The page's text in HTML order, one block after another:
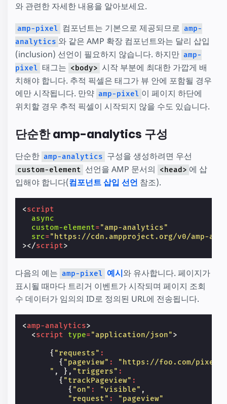
와 관련한 자세한 내용을 알아보세요.
amp-pixel 컴포넌트는 기본으로 제공되므로 amp-
analytics 와 같은 AMP 확장 컴포넌트와는 달리 삽입
(inclusion) 선언이 필요하지 않습니다. 하지만 amp-
pixel 태그는 <body> 시작 부분에 최대한 가깝게 배
치해야 합니다. 추적 픽셀은 태그가 뷰 안에 포함될 경우
에만 시작됩니다. 만약 amp-pixel 이 페이지 하단에
위치할 경우 추적 픽셀이 시작되지 않을 수도 있습니다.
단순한 amp-analytics 구성
단순한 amp-analytics 구성을 생성하려면 우선
custom-element 선언을 AMP 문서의 <head> 에 삽
입해야 합니다(컴포넌트 삽입 선언 참조).
<script
async
custom-element="amp-analytics"
src="https://cdn.ampproject.org/v0/amp-
></script>
다음의 예는 amp-pixel 예시와 유사합니다. 페이지가
표시될 때마다 트리거 이벤트가 시작되며 페이지 조회
수 데이터가 임의의 ID로 정의된 URL에 전송됩니다.
<amp-analytics>
<script type="application/json">
{ "requests" :
{ "pageview" :
"https://foo.com/
      "
, }, "triggers" :
{ "trackPageview" :
{ "on" : "visible" ,
"request" : "pageview"